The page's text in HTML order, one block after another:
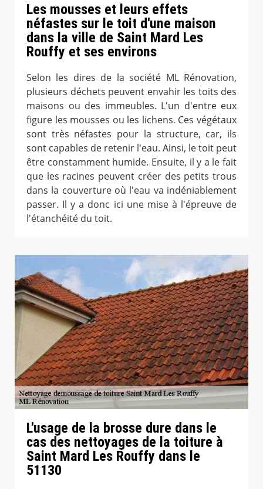
Les mousses et leurs effets
néfastes sur le toit d'une maison
dans la ville de Saint Mard Les
Rouffy et ses environs
Selon les dires de la société ML Rénovation,
plusieurs déchets peuvent envahir les toits des
maisons ou des immeubles. L'un d'entre eux
figure les mousses ou les lichens. Ces végétaux
sont très néfastes pour la structure, car, ils
sont capables de retenir l'eau. Ainsi, le toit peut
être constamment humide. Ensuite, il y a le fait
que les racines peuvent créer des petits trous
dans la couverture où l'eau va indéniablement
passer. Il y a donc ici une mise à l'épreuve de
l'étanchéité du toit.
L'usage de la brosse dure dans le
cas des nettoyages de la toiture à
Saint Mard Les Rouffy dans le
51130